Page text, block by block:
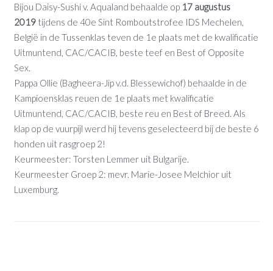
Bijou Daisy-Sushi v. Aqualand behaalde op 17 augustus
2019tijdens de 40e Sint Romboutstrofee IDS Mechelen,
België in de Tussenklas teven de 1e plaats met de kwalificatie
Uitmuntend, CAC/CACIB, beste teef en Best of Opposite
Sex.
Pappa Ollie (Bagheera-Jip v.d. Blessewichof) behaalde in de
Kampioensklas reuen de 1e plaats met kwalificatie
Uitmuntend, CAC/CACIB, beste reu en Best of Breed. Als
klap op de vuurpijl werd hij tevens geselecteerd bij de beste 6
honden uit rasgroep 2!
Keurmeester: Torsten Lemmer uit Bulgarije.
Keurmeester Groep 2: mevr. Marie-Josee Melchior uit
Luxemburg.